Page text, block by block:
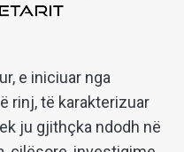
e iniciuar nga
rinj, të karakterizuar
ju gjithçka ndodh në